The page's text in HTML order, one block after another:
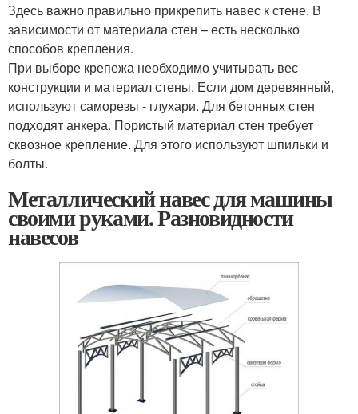
Здесь важно правильно прикрепить навес к стене. В
зависимости от материала стен – есть несколько
способов крепления.
При выборе крепежа необходимо учитывать вес
конструкции и материал стены. Если дом деревянный,
используют саморезы - глухари. Для бетонных стен
подходят анкера. Пористый материал стен требует
сквозное крепление. Для этого используют шпильки и
болты.
Металлический навес для машины
своими руками. Разновидности
навесов